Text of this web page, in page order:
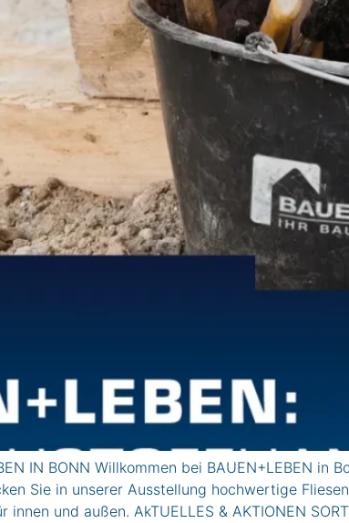
IN BONN Willkommen bei BAUEN+LEBEN in
Sie in unserer Ausstellung hochwertige
und außen. AkTUELLES & AKTIONEN